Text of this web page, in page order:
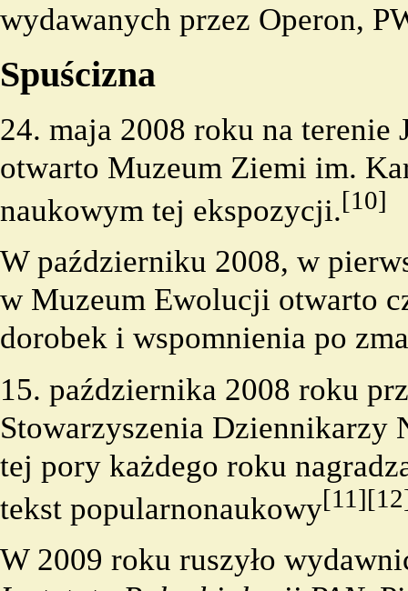
wydawanych przez Operon,
Spuścizna
24. maja 2008 roku na
otwarto Muzeum Ziemi im.
naukowym tej ekspozycji.[10]
W październiku 2008, w
w Muzeum Ewolucji otwarto
dorobek i wspomnienia po
15. października 2008 roku
Stowarzyszenia Dziennikarzy
tej pory każdego roku
tekst popularnonaukowy[11]
W 2009 roku ruszyło